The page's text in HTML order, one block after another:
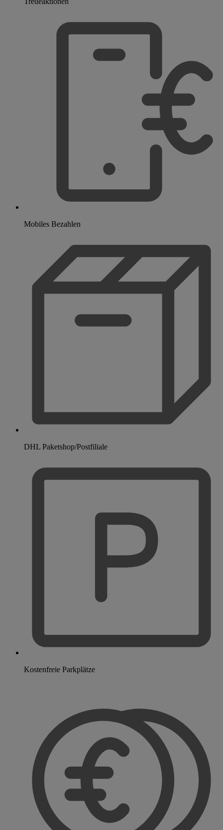
Mobiles Bezahlen
DHL Paketshop/Postfiliale
Kostenfreie Parkplätze